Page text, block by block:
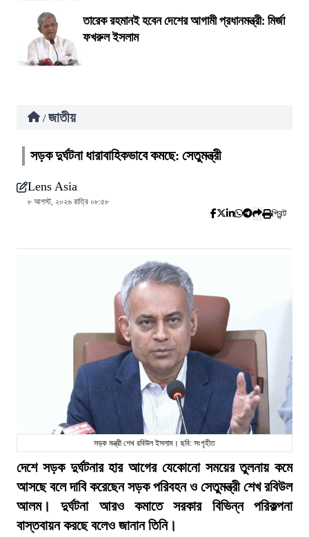
তারেক রহমানই হবেন দেশের আগামী প্রধানমন্ত্রী: মির্জা
ফখরুল ইসলাম
/ জাতীয়
সড়ক দুর্ঘটনা ধারাবাহিকভাবে কমছে: সেতুমন্ত্রী
Lens Asia
৮ আগস্ট, ২০২৬ রাত্রি ০৮:৫৮
প্রিন্ট
সড়ক মন্ত্রী শেখ রবিউল ইসলাম। ছবি: সংগৃহীত
দেশে সড়ক দুর্ঘটনার হার আগের যেকোনো সময়ের তুলনায় কমে
আসছে বলে দাবি করেছেন সড়ক পরিবহন ও সেতুমন্ত্রী শেখ রবিউল
আলম। দুর্ঘটনা আরও কমাতে সরকার বিভিন্ন পরিকল্পনা
বাস্তবায়ন করছে বলেও জানান তিনি।